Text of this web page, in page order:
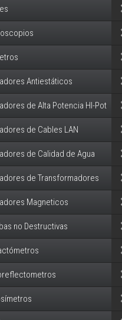
Antiestáticos
de Alta Potencia HI-Pot
de Cables LAN
de Calidad de Agua
de Transformadores
Magneticos
no Destructivas